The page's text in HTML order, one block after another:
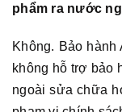
phẩm ra nước
Không. Bảo
không hỗ trợ bảo
ngoài sửa chữa